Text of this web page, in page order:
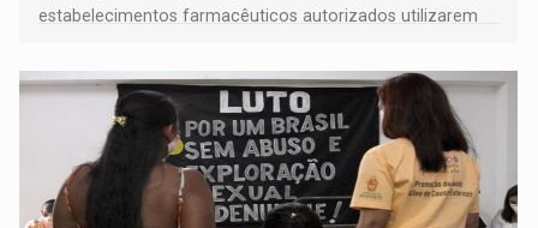
estabelecimentos farmacêuticos autorizados utilizarem